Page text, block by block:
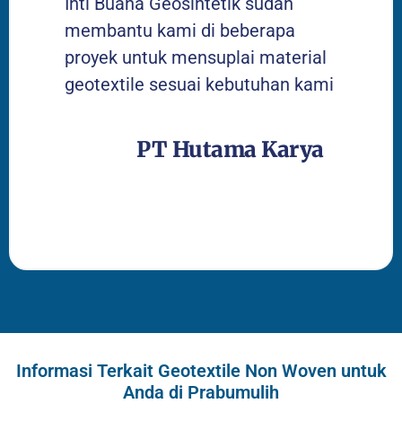
membantu kami di beberapa
proyek untuk mensuplai material
geotextile sesuai kebutuhan kami
PT Hutama Karya
Informasi Terkait Geotextile Non Woven untuk
Anda di Prabumulih